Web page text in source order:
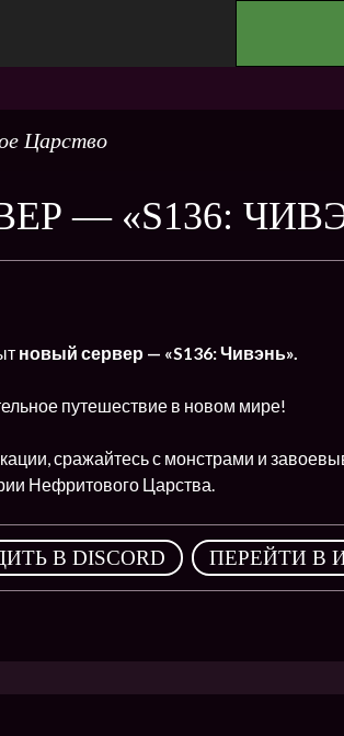
Царство
— «S136:
новый сервер — «S136: Чивэнь».
путешествие в новом мире!
сражайтесь с монстрами и
Нефритового Царства.
В DISCORD , ПЕРЕЙТИ В